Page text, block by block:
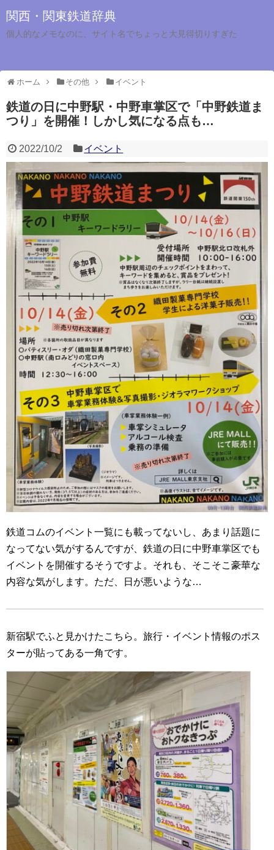
関西・関東鉄道辞典
個人的なメモなのに、サイト名でちょっと大見得切りすぎた
ホーム その他 イベント
鉄道の日に中野駅・中野車掌区で「中野鉄道ま
つり」を開催！しかし気になる点も…
2022/10/2 イベント
鉄道コムのイベント一覧にも載ってないし、あまり話題に
なってない気がするんですが、鉄道の日に中野車掌区でも
イベントを開催するそうですよ。それも、そこそこ豪華な
内容な気がします。ただ、日が悪いような…
新宿駅でふと見かけたこちら。旅行・イベント情報のポス
ターが貼ってある一角です。